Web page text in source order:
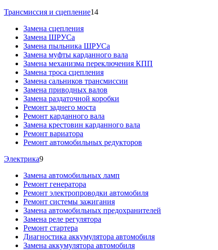
Трансмиссия и сцепление14
Замена сцепления
Замена ШРУСа
Замена пыльника ШРУСа
Замена муфты карданного вала
Замена механизма переключения КПП
Замена троса сцепления
Замена сальников трансмиссии
Замена приводных валов
Замена раздаточной коробки
Ремонт заднего моста
Ремонт карданного вала
Замена крестовин карданного вала
Ремонт вариатора
Ремонт автомобильных редукторов
Электрика9
Замена автомобильных ламп
Ремонт генератора
Ремонт электропроводки автомобиля
Ремонт системы зажигания
Замена автомобильных предохранителей
Замена реле регулятора
Ремонт стартера
Диагностика аккумулятора автомобиля
Замена аккумулятора автомобиля